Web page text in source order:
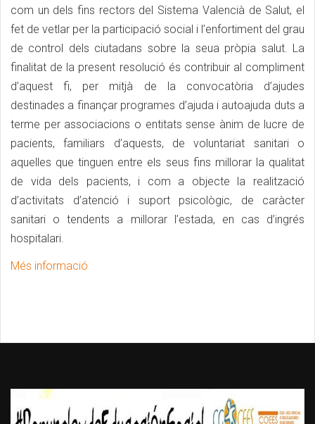
com un dels fins rectors del Sistema Valencià de Salut, el
fet de vetlar per la participació social i l’enfortiment del grau
de control dels ciutadans sobre la seua pròpia salut. La
finalitat de la present resolució és contribuir al compliment
d’aquest fi, per mitjà de la convocatòria d’ajudes
destinades a finançar programes d’ajuda i autoajuda duts a
terme per associacions o entitats sense ànim de lucre de
pacients, familiars d’aquests, de voluntariat sanitari o
aquelles que tinguen entre els seus fins millorar la qualitat
de vida dels pacients, i com a objecte la realització
d’activitats d’atenció i suport psicològic, de caràcter
sanitari o tendents a millorar l’estada, en cas d’ingrés
hospitalari.
Més informació